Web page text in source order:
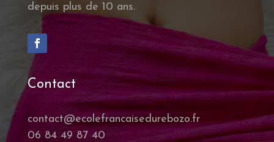
depuis plus de 10 ans.
Contact
contact@ecolefrancaisedurebozo.fr
06 84 49 87 40